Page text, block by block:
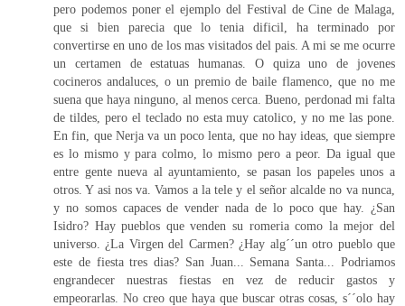
pero podemos poner el ejemplo del Festival de Cine de Malaga,
que si bien parecia que lo tenia dificil, ha terminado por
convertirse en uno de los mas visitados del pais. A mi se me ocurre
un certamen de estatuas humanas. O quiza uno de jovenes
cocineros andaluces, o un premio de baile flamenco, que no me
suena que haya ninguno, al menos cerca. Bueno, perdonad mi falta
de tildes, pero el teclado no esta muy catolico, y no me las pone.
En fin, que Nerja va un poco lenta, que no hay ideas, que siempre
es lo mismo y para colmo, lo mismo pero a peor. Da igual que
entre gente nueva al ayuntamiento, se pasan los papeles unos a
otros. Y asi nos va. Vamos a la tele y el señor alcalde no va nunca,
y no somos capaces de vender nada de lo poco que hay. ¿San
Isidro? Hay pueblos que venden su romeria como la mejor del
universo. ¿La Virgen del Carmen? ¿Hay alg´´un otro pueblo que
este de fiesta tres dias? San Juan... Semana Santa... Podriamos
engrandecer nuestras fiestas en vez de reducir gastos y
empeorarlas. No creo que haya que buscar otras cosas, s´´olo hay